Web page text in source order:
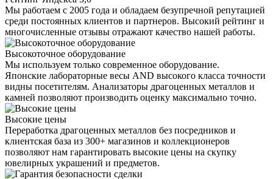
Мы работаем с 2005 года и обладаем безупречной репутацией
среди постоянных клиентов и партнеров. Высокий рейтинг и
многочисленные отзывы отражают качество нашей работы.
Высокоточное оборудование
Мы используем только современное оборудование.
Японские лабораторные весы AND высокого класса точности
видны посетителям. Анализаторы драгоценных металлов и
камней позволяют производить оценку максимально точно.
Высокие цены
Переработка драгоценных металлов без посредников и
клиентская база из 300+ магазинов и коллекционеров
позволяют нам гарантировать высокие цены на скупку
ювелирных украшений и предметов.